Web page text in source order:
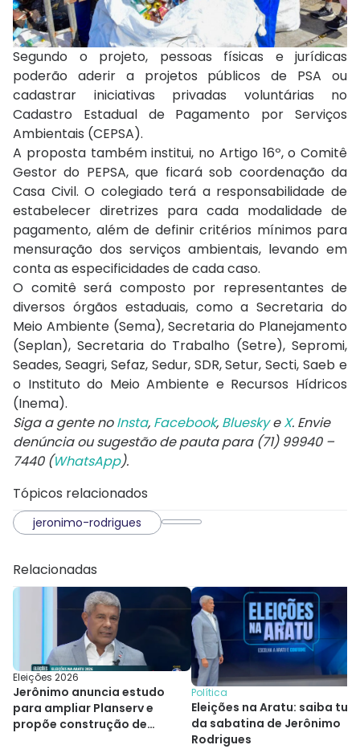
Segundo o projeto, pessoas físicas e jurídicas
poderão aderir a projetos públicos de PSA ou
cadastrar iniciativas privadas voluntárias no
Cadastro Estadual de Pagamento por Serviços
Ambientais (CEPSA).
A proposta também institui, no Artigo 16º, o Comitê
Gestor do PEPSA, que ficará sob coordenação da
Casa Civil. O colegiado terá a responsabilidade de
estabelecer diretrizes para cada modalidade de
pagamento, além de definir critérios mínimos para
mensuração dos serviços ambientais, levando em
conta as especificidades de cada caso.
O comitê será composto por representantes de
diversos órgãos estaduais, como a Secretaria do
Meio Ambiente (Sema), Secretaria do Planejamento
(Seplan), Secretaria do Trabalho (Setre), Sepromi,
Seades, Seagri, Sefaz, Sedur, SDR, Setur, Secti, Saeb e
o Instituto do Meio Ambiente e Recursos Hídricos
(Inema).
Siga a gente noInsta, Facebook, BlueskyeX. Envie
denúncia ou sugestão de pauta para (71) 99940 –
7440 (WhatsApp).
Tópicos relacionados
jeronimo-rodrigues
Relacionadas
Eleições 2026
Jerônimo anuncia estudo
para ampliar Planserv e
propõe construção de
Política
Eleições na Aratu: saiba
da sabatina de Jerônimo
Rodrigues